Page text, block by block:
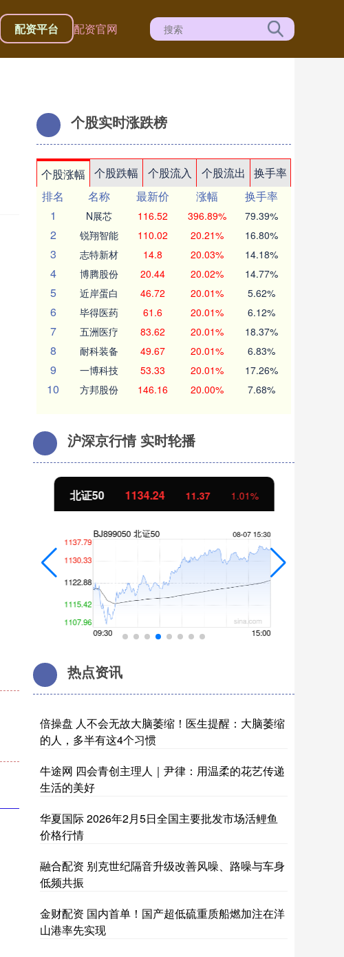
配资平台 配资官网
个股实时涨跌榜
个股涨幅 个股跌幅 个股流入 个股流出
换手率
排名
名称 最新价 涨幅
换手率
1
N展芯 116.52 396.89% 79.39%
2 锐翔智能 110.02 20.21% 16.80%
3 志特新材 14.8 20.03% 14.18%
4 博腾股份 20.44 20.02% 14.77%
5 近岸蛋白 46.72 20.01% 5.62%
6 毕得医药 61.6 20.01% 6.12%
7 五洲医疗 83.62 20.01% 18.37%
8 耐科装备 49.67 20.01% 6.83%
9 一博科技 53.33 20.01% 17.26%
10 方邦股份 146.16 20.00% 7.68%
沪深京行情 实时轮播
北证50 1134.24 11.37 1.01%
热点资讯
倍操盘 人不会无故大脑萎缩！医生提醒：大脑萎缩
的人，多半有这4个习惯
牛途网 四会青创主理人｜尹律：用温柔的花艺传递
生活的美好
华夏国际 2026年2月5日全国主要批发市场活鲤鱼
价格行情
融合配资 别克世纪隔音升级改善风噪、路噪与车身
低频共振
金财配资 国内首单！国产超低硫重质船燃加注在洋
山港率先实现